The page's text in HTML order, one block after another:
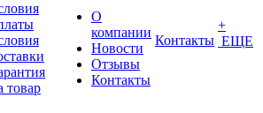
товар
О
компании
Новости
Отзывы
Контакты
Контакты
+
ЕЩЕ